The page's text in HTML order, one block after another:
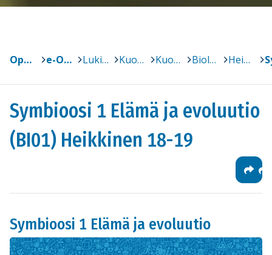
Oppimateriaalit e-Oppi Lukiot Kuopio Kuopion taidelukio Lumit Biologia Heikkinen
Symbioosi 1 Elämä ja evoluutio
(BI01) Heikkinen 18-19
Symbioosi 1 Elämä ja evoluutio